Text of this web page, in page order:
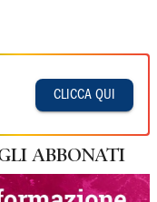
CLICCA QUI
ABBONATI